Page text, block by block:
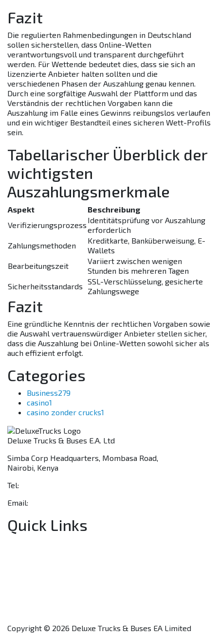
Fazit
Die regulierten Rahmenbedingungen in Deutschland
sollen sicherstellen, dass Online-Wetten
verantwortungsvoll und transparent durchgeführt
werden. Für Wettende bedeutet dies, dass sie sich an
lizenzierte Anbieter halten sollten und die
verschiedenen Phasen der Auszahlung genau kennen.
Durch eine sorgfältige Auswahl der Plattform und das
Verständnis der rechtlichen Vorgaben kann die
Auszahlung im Falle eines Gewinns reibungslos verlaufen
und ein wichtiger Bestandteil eines sicheren Wett-Profils
sein.
Tabellarischer Überblick der
wichtigsten
Auszahlungsmerkmale
Aspekt
Beschreibung
Verifizierungsprozess
Identitätsprüfung vor Auszahlung
erforderlich
Zahlungsmethoden
Kreditkarte, Banküberweisung, E-
Wallets
Bearbeitungszeit
Variiert zwischen wenigen
Stunden bis mehreren Tagen
Sicherheitsstandards
SSL-Verschlüsselung, gesicherte
Zahlungswege
Fazit
Eine gründliche Kenntnis der rechtlichen Vorgaben sowie
die Auswahl vertrauenswürdiger Anbieter stellen sicher,
dass die Auszahlung bei Online-Wetten sowohl sicher als
auch effizient erfolgt.
Categories
Business279
casino1
casino zonder crucks1
Deluxe Trucks & Buses E.A. Ltd
Simba Corp Headquarters, Mombasa Road,
Nairobi, Kenya
Tel:
Email:
Quick Links
Copyright © 2026 Deluxe Trucks & Buses EA Limited